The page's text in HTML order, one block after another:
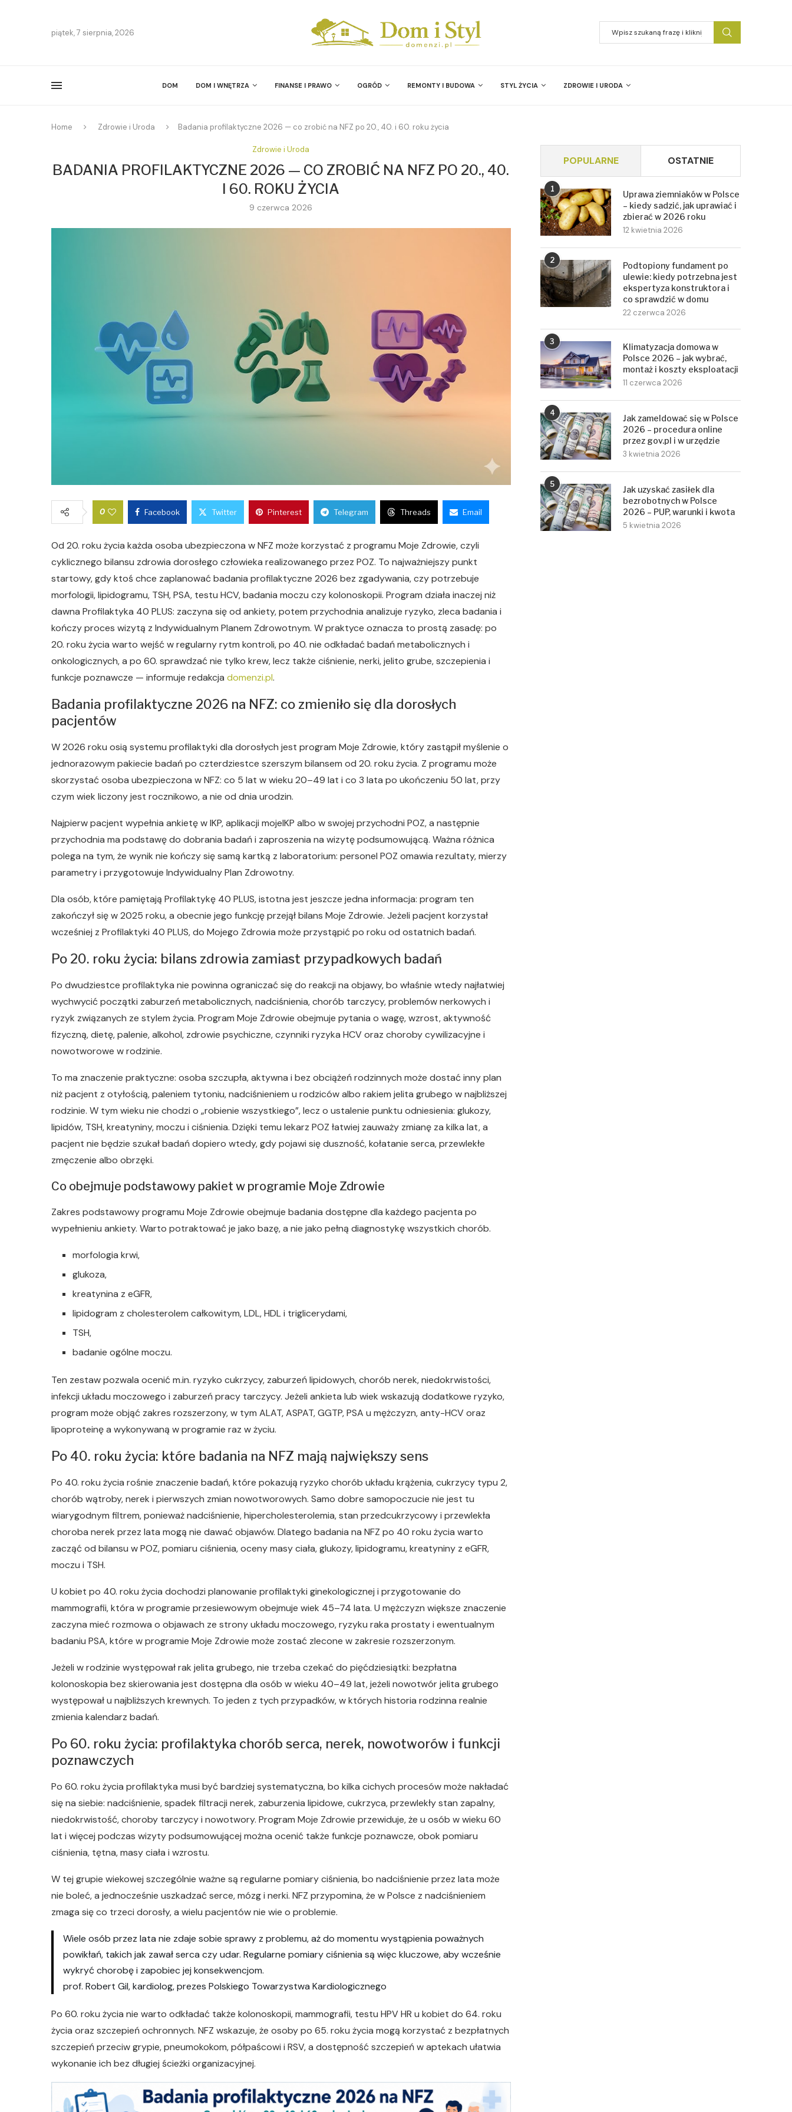
piątek, 7 sierpnia, 2026
DOM DOM I WNĘTRZA FINANSE I PRAWO OGRÓD REMONTY I BUDOWA STYL ŻYCIA ZDROWIE I URODA
Home Zdrowie i Uroda Badania profilaktyczne 2026 — co zrobić na NFZ po 20., 40. i 60. roku życia
Zdrowie i Uroda
BADANIA PROFILAKTYCZNE 2026 — CO ZROBIĆ NA NFZ PO 20., 40.
I 60. ROKU ŻYCIA
9 czerwca 2026
0 Facebook Twitter Pinterest Telegram Threads Email
Od 20. roku życia każda osoba ubezpieczona w NFZ może korzystać z programu Moje Zdrowie, czyli
cyklicznego bilansu zdrowia dorosłego człowieka realizowanego przez POZ. To najważniejszy punkt
startowy, gdy ktoś chce zaplanować badania profilaktyczne 2026 bez zgadywania, czy potrzebuje
morfologii, lipidogramu, TSH, PSA, testu HCV, badania moczu czy kolonoskopii. Program działa inaczej niż
dawna Profilaktyka 40 PLUS: zaczyna się od ankiety, potem przychodnia analizuje ryzyko, zleca badania i
kończy proces wizytą z Indywidualnym Planem Zdrowotnym. W praktyce oznacza to prostą zasadę: po
20. roku życia warto wejść w regularny rytm kontroli, po 40. nie odkładać badań metabolicznych i
onkologicznych, a po 60. sprawdzać nie tylko krew, lecz także ciśnienie, nerki, jelito grube, szczepienia i
funkcje poznawcze — informuje redakcja domenzi.pl.
Badania profilaktyczne 2026 na NFZ: co zmieniło się dla dorosłych
pacjentów
W 2026 roku osią systemu profilaktyki dla dorosłych jest program Moje Zdrowie, który zastąpił myślenie o
jednorazowym pakiecie badań po czterdziestce szerszym bilansem od 20. roku życia. Z programu może
skorzystać osoba ubezpieczona w NFZ: co 5 lat w wieku 20–49 lat i co 3 lata po ukończeniu 50 lat, przy
czym wiek liczony jest rocznikowo, a nie od dnia urodzin.
Najpierw pacjent wypełnia ankietę w IKP, aplikacji mojeIKP albo w swojej przychodni POZ, a następnie
przychodnia ma podstawę do dobrania badań i zaproszenia na wizytę podsumowującą. Ważna różnica
polega na tym, że wynik nie kończy się samą kartką z laboratorium: personel POZ omawia rezultaty, mierzy
parametry i przygotowuje Indywidualny Plan Zdrowotny.
Dla osób, które pamiętają Profilaktykę 40 PLUS, istotna jest jeszcze jedna informacja: program ten
zakończył się w 2025 roku, a obecnie jego funkcję przejął bilans Moje Zdrowie. Jeżeli pacjent korzystał
wcześniej z Profilaktyki 40 PLUS, do Mojego Zdrowia może przystąpić po roku od ostatnich badań.
Po 20. roku życia: bilans zdrowia zamiast przypadkowych badań
Po dwudziestce profilaktyka nie powinna ograniczać się do reakcji na objawy, bo właśnie wtedy najłatwiej
wychwycić początki zaburzeń metabolicznych, nadciśnienia, chorób tarczycy, problemów nerkowych i
ryzyk związanych ze stylem życia. Program Moje Zdrowie obejmuje pytania o wagę, wzrost, aktywność
fizyczną, dietę, palenie, alkohol, zdrowie psychiczne, czynniki ryzyka HCV oraz choroby cywilizacyjne i
nowotworowe w rodzinie.
To ma znaczenie praktyczne: osoba szczupła, aktywna i bez obciążeń rodzinnych może dostać inny plan
niż pacjent z otyłością, paleniem tytoniu, nadciśnieniem u rodziców albo rakiem jelita grubego w najbliższej
rodzinie. W tym wieku nie chodzi o „robienie wszystkiego”, lecz o ustalenie punktu odniesienia: glukozy,
lipidów, TSH, kreatyniny, moczu i ciśnienia. Dzięki temu lekarz POZ łatwiej zauważy zmianę za kilka lat, a
pacjent nie będzie szukał badań dopiero wtedy, gdy pojawi się duszność, kołatanie serca, przewlekłe
zmęczenie albo obrzęki.
Co obejmuje podstawowy pakiet w programie Moje Zdrowie
Zakres podstawowy programu Moje Zdrowie obejmuje badania dostępne dla każdego pacjenta po
wypełnieniu ankiety. Warto potraktować je jako bazę, a nie jako pełną diagnostykę wszystkich chorób.
morfologia krwi,
glukoza,
kreatynina z eGFR,
lipidogram z cholesterolem całkowitym, LDL, HDL i triglicerydami,
TSH,
badanie ogólne moczu.
Ten zestaw pozwala ocenić m.in. ryzyko cukrzycy, zaburzeń lipidowych, chorób nerek, niedokrwistości,
infekcji układu moczowego i zaburzeń pracy tarczycy. Jeżeli ankieta lub wiek wskazują dodatkowe ryzyko,
program może objąć zakres rozszerzony, w tym ALAT, ASPAT, GGTP, PSA u mężczyzn, anty-HCV oraz
lipoproteinę a wykonywaną w programie raz w życiu.
Po 40. roku życia: które badania na NFZ mają największy sens
Po 40. roku życia rośnie znaczenie badań, które pokazują ryzyko chorób układu krążenia, cukrzycy typu 2,
chorób wątroby, nerek i pierwszych zmian nowotworowych. Samo dobre samopoczucie nie jest tu
wiarygodnym filtrem, ponieważ nadciśnienie, hipercholesterolemia, stan przedcukrzycowy i przewlekła
choroba nerek przez lata mogą nie dawać objawów. Dlatego badania na NFZ po 40 roku życia warto
zacząć od bilansu w POZ, pomiaru ciśnienia, oceny masy ciała, glukozy, lipidogramu, kreatyniny z eGFR,
moczu i TSH.
U kobiet po 40. roku życia dochodzi planowanie profilaktyki ginekologicznej i przygotowanie do
mammografii, która w programie przesiewowym obejmuje wiek 45–74 lata. U mężczyzn większe znaczenie
zaczyna mieć rozmowa o objawach ze strony układu moczowego, ryzyku raka prostaty i ewentualnym
badaniu PSA, które w programie Moje Zdrowie może zostać zlecone w zakresie rozszerzonym.
Jeżeli w rodzinie występował rak jelita grubego, nie trzeba czekać do pięćdziesiątki: bezpłatna
kolonoskopia bez skierowania jest dostępna dla osób w wieku 40–49 lat, jeżeli nowotwór jelita grubego
występował u najbliższych krewnych. To jeden z tych przypadków, w których historia rodzinna realnie
zmienia kalendarz badań.
Po 60. roku życia: profilaktyka chorób serca, nerek, nowotworów i funkcji
poznawczych
Po 60. roku życia profilaktyka musi być bardziej systematyczna, bo kilka cichych procesów może nakładać
się na siebie: nadciśnienie, spadek filtracji nerek, zaburzenia lipidowe, cukrzyca, przewlekły stan zapalny,
niedokrwistość, choroby tarczycy i nowotwory. Program Moje Zdrowie przewiduje, że u osób w wieku 60
lat i więcej podczas wizyty podsumowującej można ocenić także funkcje poznawcze, obok pomiaru
ciśnienia, tętna, masy ciała i wzrostu.
W tej grupie wiekowej szczególnie ważne są regularne pomiary ciśnienia, bo nadciśnienie przez lata może
nie boleć, a jednocześnie uszkadzać serce, mózg i nerki. NFZ przypomina, że w Polsce z nadciśnieniem
zmaga się co trzeci dorosły, a wielu pacjentów nie wie o problemie.
Wiele osób przez lata nie zdaje sobie sprawy z problemu, aż do momentu wystąpienia poważnych
powikłań, takich jak zawał serca czy udar. Regularne pomiary ciśnienia są więc kluczowe, aby wcześnie
wykryć chorobę i zapobiec jej konsekwencjom.
prof. Robert Gil, kardiolog, prezes Polskiego Towarzystwa Kardiologicznego
Po 60. roku życia nie warto odkładać także kolonoskopii, mammografii, testu HPV HR u kobiet do 64. roku
życia oraz szczepień ochronnych. NFZ wskazuje, że osoby po 65. roku życia mogą korzystać z bezpłatnych
szczepień przeciw grypie, pneumokokom, półpaścowi i RSV, a dostępność szczepień w aptekach ułatwia
wykonanie ich bez długiej ścieżki organizacyjnej.
POPULARNE OSTATNIE
1
Uprawa ziemniaków w Polsce
– kiedy sadzić, jak uprawiać i
zbierać w 2026 roku
12 kwietnia 2026
2
Podtopiony fundament po
ulewie: kiedy potrzebna jest
ekspertyza konstruktora i
co sprawdzić w domu
22 czerwca 2026
3
Klimatyzacja domowa w
Polsce 2026 – jak wybrać,
montaż i koszty eksploatacji
11 czerwca 2026
4
Jak zameldować się w Polsce
2026 – procedura online
przez gov.pl i w urzędzie
3 kwietnia 2026
5
Jak uzyskać zasiłek dla
bezrobotnych w Polsce
2026 – PUP, warunki i kwota
5 kwietnia 2026